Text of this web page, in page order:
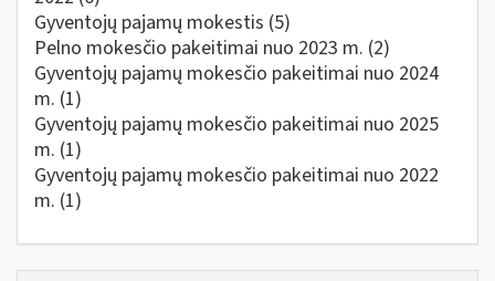
Gyventojų pajamų mokestis (5)
Pelno mokesčio pakeitimai nuo 2023 m. (2)
Gyventojų pajamų mokesčio pakeitimai nuo 2024
m. (1)
Gyventojų pajamų mokesčio pakeitimai nuo 2025
m. (1)
Gyventojų pajamų mokesčio pakeitimai nuo 2022
m. (1)